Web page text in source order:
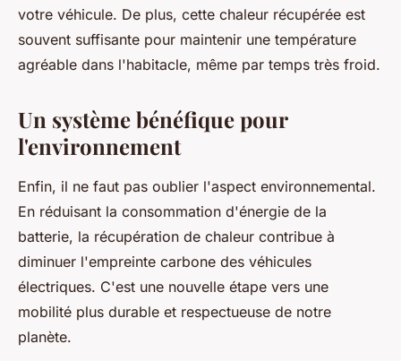
votre véhicule. De plus, cette chaleur récupérée est
souvent suffisante pour maintenir une température
agréable dans l'habitacle, même par temps très froid.
Un système bénéfique pour
l'environnement
Enfin, il ne faut pas oublier l'aspect environnemental.
En réduisant la consommation d'énergie de la
batterie, la récupération de chaleur contribue à
diminuer l'empreinte carbone des véhicules
électriques. C'est une nouvelle étape vers une
mobilité plus durable et respectueuse de notre
planète.